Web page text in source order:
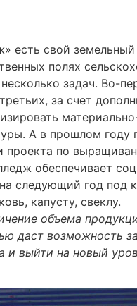
свой
полях
задач. Во-
за счет
А в прошлом
проекта по
обеспечивает
следующий год под
капусту, свеклу.
объема
даст возможность
выйти на новый